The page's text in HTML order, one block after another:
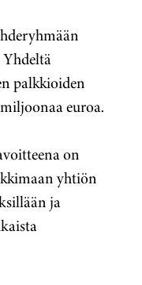
palkkioiden
euroa.
on
yhtiön
ja